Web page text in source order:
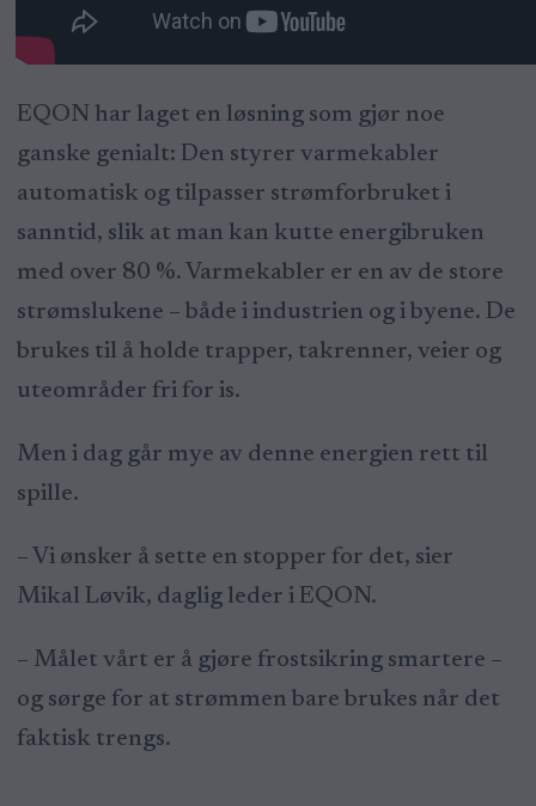
EQON har laget en løsning som gjør noe
ganske genialt: Den styrer varmekabler
automatisk og tilpasser strømforbruket i
sanntid, slik at man kan kutte energibruken
med over 80 %. Varmekabler er en av de store
strømslukene – både i industrien og i byene. De
brukes til å holde trapper, takrenner, veier og
uteområder fri for is.
Men i dag går mye av denne energien rett til
spille.
– Vi ønsker å sette en stopper for det, sier
Mikal Løvik, daglig leder i EQON.
– Målet vårt er å gjøre frostsikring smartere –
og sørge for at strømmen bare brukes når det
faktisk trengs.